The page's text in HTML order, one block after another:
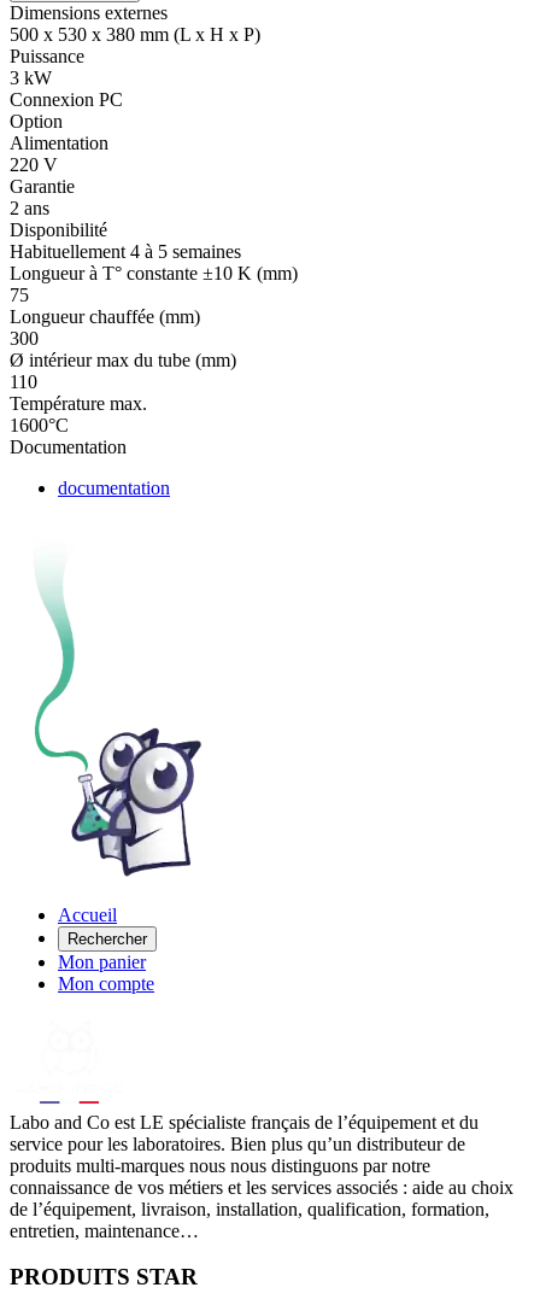
Dimensions externes
500 x 530 x 380 mm (L x H x P)
Puissance
3 kW
Connexion PC
Option
Alimentation
220 V
Garantie
2 ans
Disponibilité
Habituellement 4 à 5 semaines
Longueur à T° constante ±10 K (mm)
75
Longueur chauffée (mm)
300
Ø intérieur max du tube (mm)
110
Température max.
1600°C
Documentation
documentation
Accueil
Rechercher
Mon panier
Mon compte
Labo and Co est LE spécialiste français de l’équipement et du
service pour les laboratoires. Bien plus qu’un distributeur de
produits multi-marques nous nous distinguons par notre
connaissance de vos métiers et les services associés : aide au choix
de l’équipement, livraison, installation, qualification, formation,
entretien, maintenance…
PRODUITS STAR